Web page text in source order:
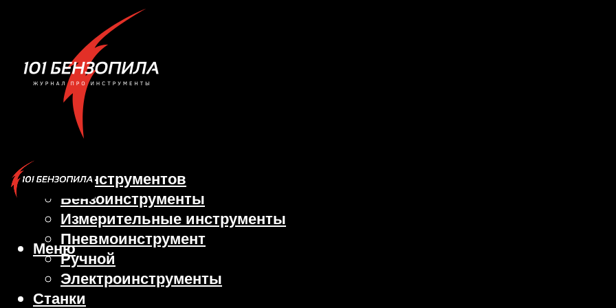
Виды инструментов
Бензоинструменты
Измерительные инструменты
Пневмоинструмент
Ручной
Электроинструменты
Станки
Меню